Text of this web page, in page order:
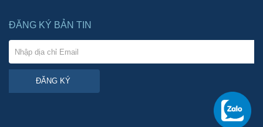
ĐĂNG KÝ BẢN TIN
ĐĂNG KÝ